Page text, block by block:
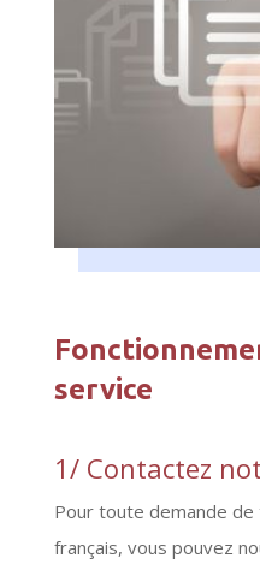
service
1/ Contactez
Pour toute demande
français, vous pouvez